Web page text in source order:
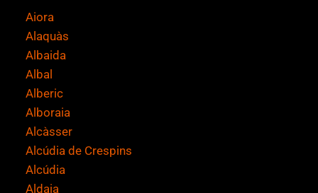
Aiora
Alaquàs
Albaida
Albal
Alberic
Alboraia
Alcàsser
Alcúdia de Crespins
Alcúdia
Aldaia